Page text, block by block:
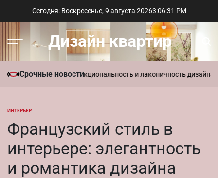
Сегодня: Воскресенье, 9 августа 20263:06:32 PM
Меню Дизайн квартир
Срочные новости
в интерьере: функциональность и лаконичность дизайна
ОПУБЛИКОВАНО
ИНТЕРЬЕР
Французский стиль в
интерьере: элегантность
и романтика дизайна